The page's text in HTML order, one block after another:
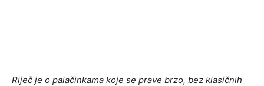
Riječ je o palačinkama koje se prave brzo, bez klasičnih